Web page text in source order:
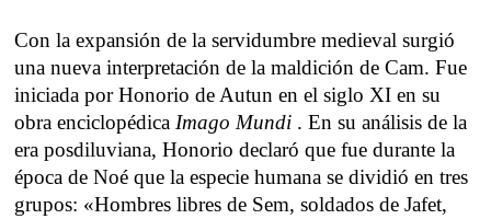
Con la expansión de la servidumbre medieval surgió
una nueva interpretación de la maldición de Cam. Fue
iniciada por Honorio de Autun en el siglo XI en su
obra enciclopédica Imago Mundi . En su análisis de la
era posdiluviana, Honorio declaró que fue durante la
época de Noé que la especie humana se dividió en tres
grupos: «Hombres libres de Sem, soldados de Jafet,